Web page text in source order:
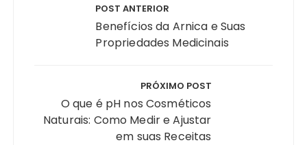
POST ANTERIOR
Benefícios da Arnica e Suas
Propriedades Medicinais
PRÓXIMO POST
O que é pH nos Cosméticos
Naturais: Como Medir e Ajustar
em suas Receitas